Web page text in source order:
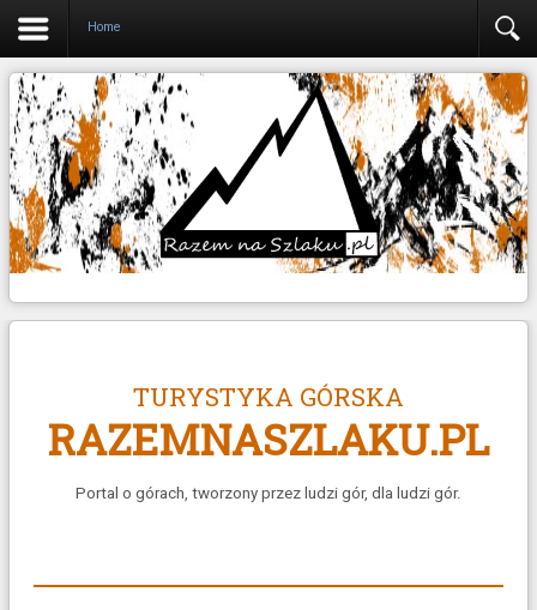
Home
TURYSTYKA GÓRSKA
RAZEMNASZLAKU.PL
Portal o górach, tworzony przez ludzi gór, dla ludzi gór.